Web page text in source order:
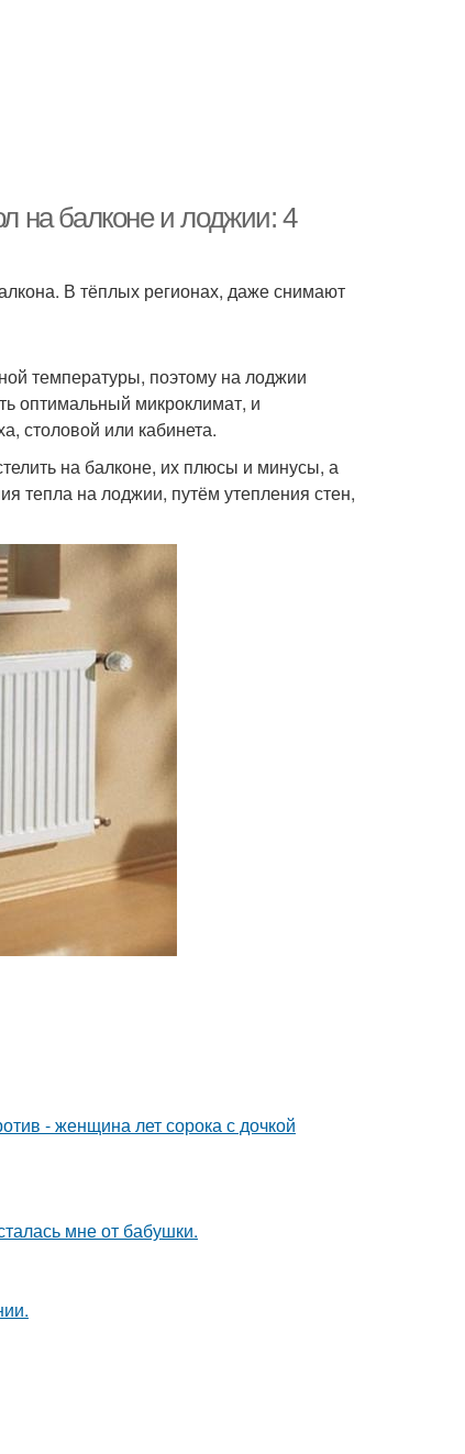
на балконе и лоджии: 4
В тёплых регионах, даже снимают
температуры, поэтому на лоджии
оптимальный микроклимат, и
столовой или кабинета.
на балконе, их плюсы и минусы, а
тепла на лоджии, путём утепления стен,
- женщина лет сорока с дочкой
мне от бабушки.